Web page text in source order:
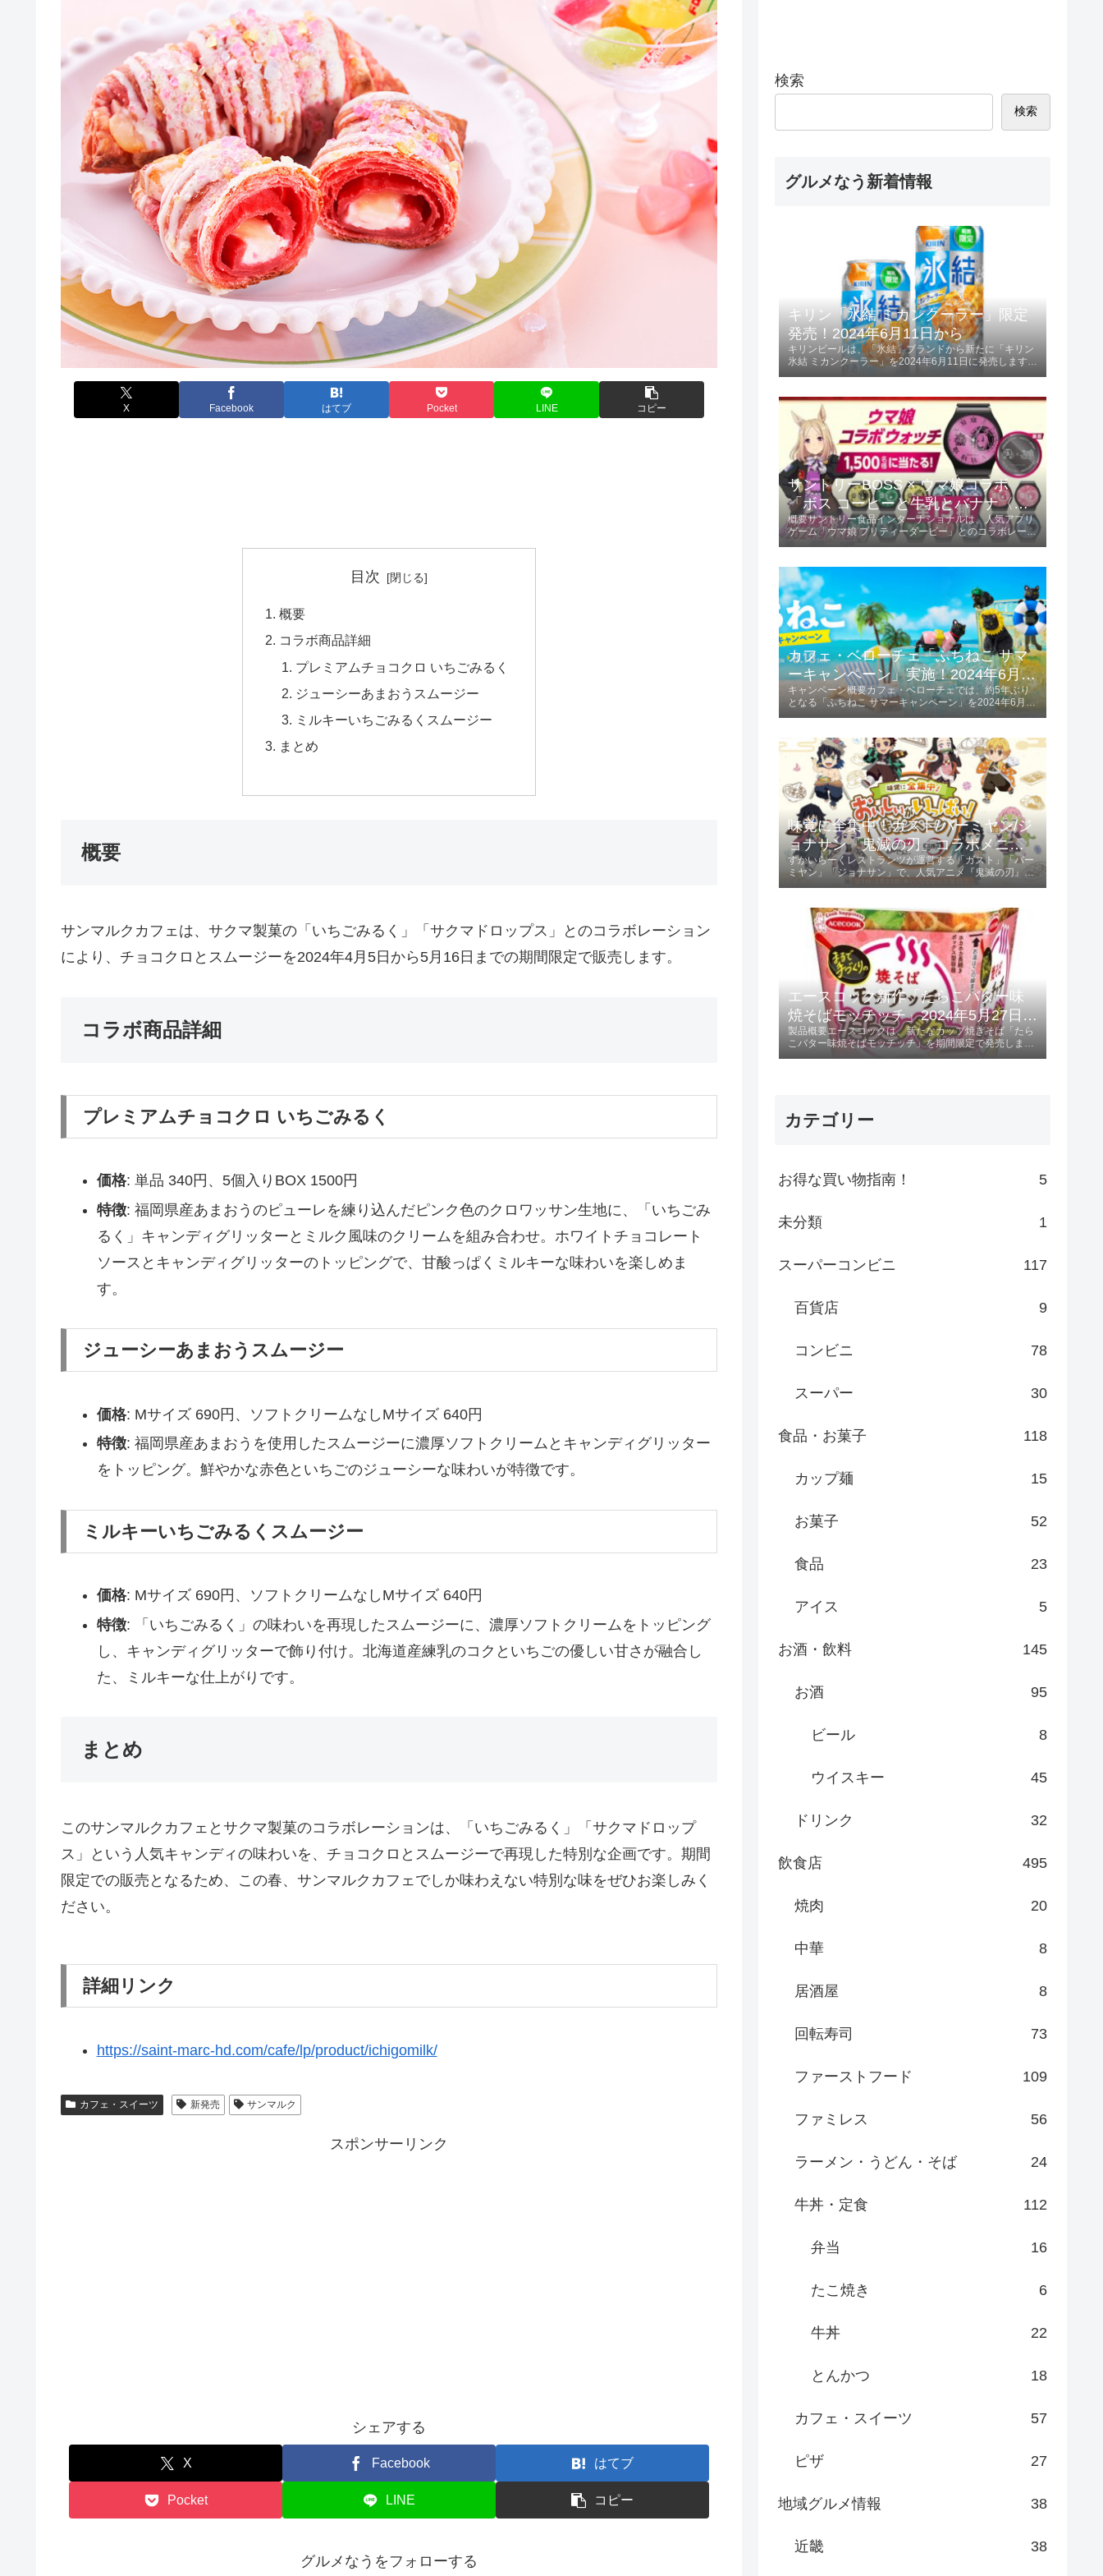
X Facebook はてブ Pocket LINE コピー
目次
概要
コラボ商品詳細
プレミアムチョコクロ いちごみるく
ジューシーあまおうスムージー
ミルキーいちごみるくスムージー
まとめ
概要
サンマルクカフェは、サクマ製菓の「いちごみるく」「サクマドロップス」とのコラボレーション
により、チョコクロとスムージーを2024年4月5日から5月16日までの期間限定で販売します。
コラボ商品詳細
プレミアムチョコクロ いちごみるく
価格: 単品 340円、5個入りBOX 1500円
特徴: 福岡県産あまおうのピューレを練り込んだピンク色のクロワッサン生地に、「いちごみ
るく」キャンディグリッターとミルク風味のクリームを組み合わせ。ホワイトチョコレート
ソースとキャンディグリッターのトッピングで、甘酸っぱくミルキーな味わいを楽しめま
す。
ジューシーあまおうスムージー
価格: Mサイズ 690円、ソフトクリームなしMサイズ 640円
特徴: 福岡県産あまおうを使用したスムージーに濃厚ソフトクリームとキャンディグリッター
をトッピング。鮮やかな赤色といちごのジューシーな味わいが特徴です。
ミルキーいちごみるくスムージー
価格: Mサイズ 690円、ソフトクリームなしMサイズ 640円
特徴: 「いちごみるく」の味わいを再現したスムージーに、濃厚ソフトクリームをトッピング
し、キャンディグリッターで飾り付け。北海道産練乳のコクといちごの優しい甘さが融合し
た、ミルキーな仕上がりです。
まとめ
このサンマルクカフェとサクマ製菓のコラボレーションは、「いちごみるく」「サクマドロップ
ス」という人気キャンディの味わいを、チョコクロとスムージーで再現した特別な企画です。期間
限定での販売となるため、この春、サンマルクカフェでしか味わえない特別な味をぜひお楽しみく
ださい。
詳細リンク
https://saint-marc-hd.com/cafe/lp/product/ichigomilk/
カフェ・スイーツ 新発売 サンマルク
スポンサーリンク
シェアする
X Facebook はてブ
Pocket LINE コピー
グルメなうをフォローする
検索
検索
グルメなう新着情報
キリン「氷結 ミカンクーラー」限定
発売！2024年6月11日から
キリンビールは、「氷結」ブランドから新たに「キリン
氷結 ミカンクーラー」を2024年6月11日に発売します。
ます。商品の特長爽やかな味わい...
サントリーBOSS × ウマ娘コラボ
「ボス コーヒーと牛乳とバナナ〈ウ
マ娘デザイン〉」2024年6月4日発
売！
概要サントリー食品インターナショナルは、人気アプリ
ゲーム「ウマ娘 プリティーダービー」とのコラボレーシ
この商品は185g容量で、価格は税...
カフェ・ベローチェ「ふちねこ サマ
ーキャンペーン」実施！2024年6月10
日～8月18日
キャンペーン概要カフェ・ベローチェでは、約5年ぶり
となる「ふちねこ サマーキャンペーン」を2024年6月10
ントされます。キャンペーン参...
味覚に全集中！ガスト/バーミヤン/ジ
ョナサン「鬼滅の刃」コラボメニュ
ー発売 2024年5月23日 第1弾、6月13
日 第2弾
すかいらーくレストランツが運営する「ガスト」「バー
ミヤン」「ジョナサン」で、人気アニメ『鬼滅の刃』と
し、特典としてオリジナルクリア...
エースコック新作「たらこバター味
焼そばモッチッチ」2024年5月27日発
売！
製品概要エースコックは、新たなカップ焼きそば「たら
こバター味焼そばモッチッチ」を期間限定で発売しま
カテゴリー
お得な買い物指南！ 5
未分類 1
スーパーコンビニ 117
百貨店 9
コンビニ 78
スーパー 30
食品・お菓子 118
カップ麺 15
お菓子 52
食品 23
アイス 5
お酒・飲料 145
お酒 95
ビール 8
ウイスキー 45
ドリンク 32
飲食店 495
焼肉 20
中華 8
居酒屋 8
回転寿司 73
ファーストフード 109
ファミレス 56
ラーメン・うどん・そば 24
牛丼・定食 112
弁当 16
たこ焼き 6
牛丼 22
とんかつ 18
カフェ・スイーツ 57
ピザ 27
地域グルメ情報 38
近畿 38